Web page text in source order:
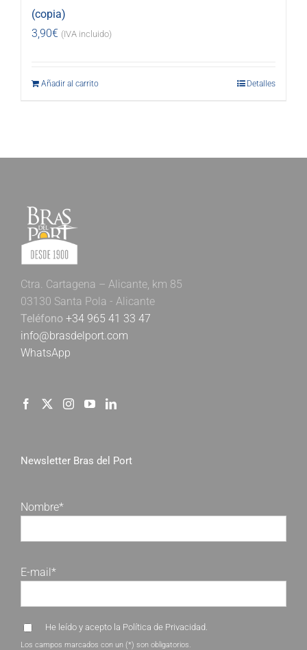
(copia)
3,90€ (IVA incluido)
Añadir al carrito Detalles
Ctra. Cartagena – Alicante, km 85
03130 Santa Pola - Alicante
Teléfono +34 965 41 33 47
info@brasdelport.com
WhatsApp
Newsletter Bras del Port
Nombre*
E-mail*
He leído y acepto la Política de Privacidad.
Los campos marcados con un (*) son obligatorios.